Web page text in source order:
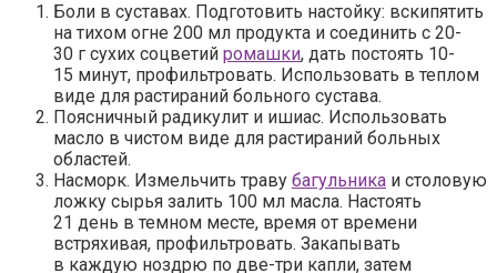
Боли в суставах. Подготовить настойку: вскипятить
на тихом огне 200 мл продукта и соединить с 20-
30 г сухих соцветий ромашки, дать постоять 10-
15 минут, профильтровать. Использовать в теплом
виде для растираний больного сустава.
Поясничный радикулит и ишиас. Использовать
масло в чистом виде для растираний больных
областей.
Насморк. Измельчить траву багульника и столовую
ложку сырья залить 100 мл масла. Настоять
21 день в темном месте, время от времени
встряхивая, профильтровать. Закапывать
в каждую ноздрю по две-три капли, затем